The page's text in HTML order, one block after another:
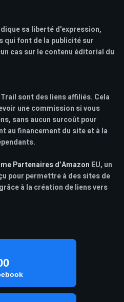
sa liberté d'expression,
qui font de la publicité sur
cas sur le contenu éditorial du
sont des liens affiliés. Cela
une commission si vous
sans aucun surcoût pour
au financement du site et à la
Partenaires d’Amazon EU, un
pour permettre à des sites de
à la création de liens vers